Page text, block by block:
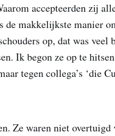
accepteerden zij
de makkelijkste manier
op, dat was veel
Ik begon ze op te
tegen collega’s ‘die
Ze waren niet